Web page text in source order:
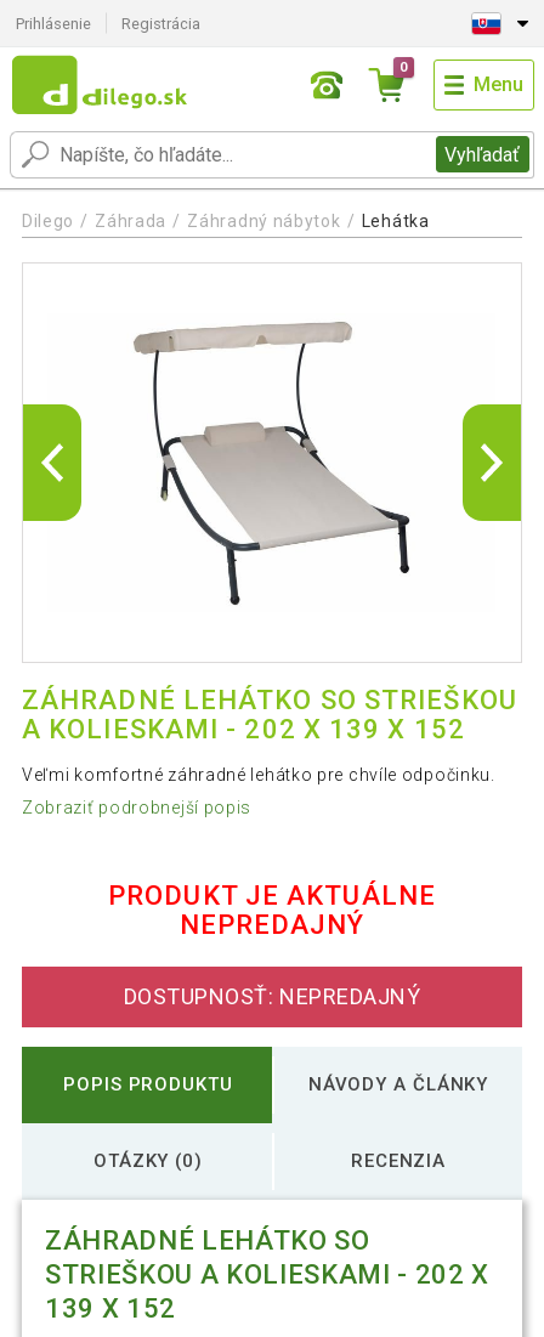
Prihlásenie Registrácia
Vyhľadať
0
Menu
Dilego Záhrada Záhradný nábytok Lehátka
ZÁHRADNÉ LEHÁTKO SO STRIEŠKOU
A KOLIESKAMI - 202 X 139 X 152
Veľmi komfortné záhradné lehátko pre chvíle odpočinku.
Zobraziť podrobnejší popis
PRODUKT JE AKTUÁLNE
NEPREDAJNÝ
DOSTUPNOSŤ: NEPREDAJNÝ
POPIS PRODUKTU NÁVODY A ČLÁNKY
OTÁZKY (0) RECENZIA
ZÁHRADNÉ LEHÁTKO SO
STRIEŠKOU A KOLIESKAMI - 202 X
139 X 152